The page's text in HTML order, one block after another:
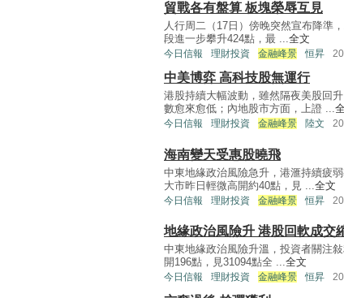
貿戰各有盤算 板塊榮辱互見
人行周二（17日）傍晚突然宣布降準
段進一步攀升424點，最 ...全文
今日信報 理財投資 金融峰景 恒昇
中美博弈 高科技股無運行
港股持續大幅波動，雖然隔夜美股回
數愈來愈低；內地股市方面，上證 ...
今日信報 理財投資 金融峰景 陸文
海南變天受惠股曉飛
中東地緣政治風險急升，港滙持續疲
大市昨日輕微高開約40點，見 ... 全文
今日信報 理財投資 金融峰景 恒昇
地緣政治風險升 港股回軟成交
中東地緣政治風險升溫，投資者關注
開196點，見31094點全 ... 全文
今日信報 理財投資 金融峰景 恒昇